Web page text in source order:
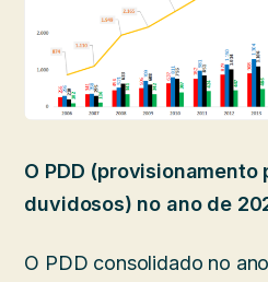
O PDD (provisionamento
duvidosos) no ano de
O PDD consolidado no